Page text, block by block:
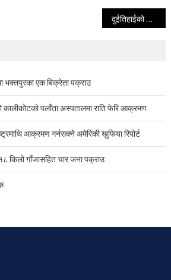
दुईतिहाईको सरकार महिला हिंसाप्रति किन मौन !
भक्तपुरका एक बिक्रेता पक्राउ
कालीकोटको पलाँता अस्पतालमा राति फेरि आक्रमण
आक्रमण गर्नसक्ने अमेरिकी खुफिया रिपोर्ट
किलो गाँजासहित चार जना पक्राउ